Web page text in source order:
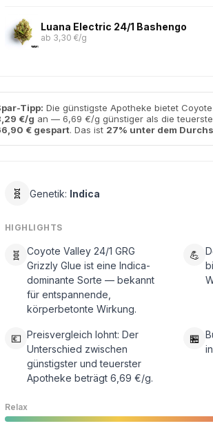
Luana Electric 24/1 Bashengo
ab 3,30 €/g
Tipp: Die günstigste Apotheke bietet
€/g an — 6,69 €/g günstiger als die teuerste
€ gespart. Das ist 27% unter dem
🧬 Genetik: Indica
HIGHLIGHTS
🧬
Coyote Valley 24/1 GRG
Grizzly Glue ist eine Indica-
dominante Sorte — bekannt
für entspannende,
körperbetonte Wirkung.
💪
💶 Preisvergleich lohnt: Der
Unterschied zwischen
günstigster und teuerster
Apotheke beträgt 6,69 €/g.
🏪
Relax